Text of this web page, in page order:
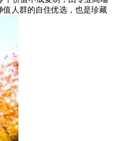
值人群的自住优选，也是珍藏